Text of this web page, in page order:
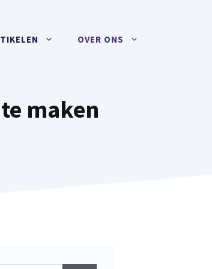
OVER ONS
maken